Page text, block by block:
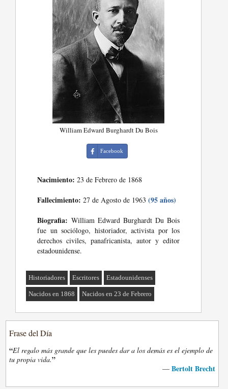
William Edward Burghardt Du Bois
Facebook
Nacimiento: 23 de Febrero de 1868
Fallecimiento: 27 de Agosto de 1963(95 años)
Biografia: William Edward Burghardt Du Bois
fue un sociólogo, historiador, activista por los
derechos civiles, panafricanista, autor y editor
estadounidense.
Historiadores Escritores Estadounidenses
Nacidos en 1868 Nacidos en 23 de Febrero
Frase del Día
“El regalo más grande que les puedes dar a los demás es el ejemplo de
tu propia vida.”
— Bertolt Brecht